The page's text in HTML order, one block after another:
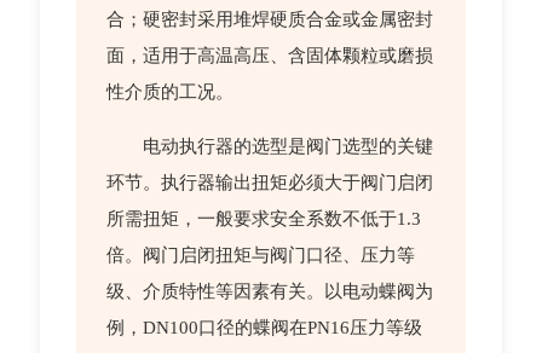
合；硬密封采用堆焊硬质合金或金属密封
面，适用于高温高压、含固体颗粒或磨损
性介质的工况。
电动执行器的选型是阀门选型的关键
环节。执行器输出扭矩必须大于阀门启闭
所需扭矩，一般要求安全系数不低于1.3
倍。阀门启闭扭矩与阀门口径、压力等
级、介质特性等因素有关。以电动蝶阀为
例，DN100口径的蝶阀在PN16压力等级